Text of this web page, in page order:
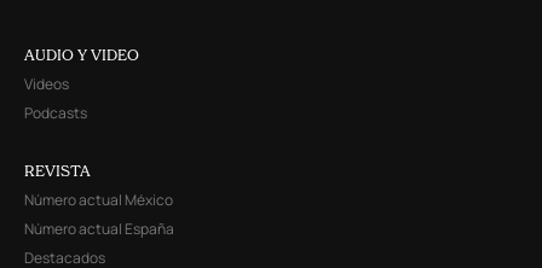
AUDIO Y VIDEO
Videos
Podcasts
REVISTA
Número actual México
Número actual España
Destacados